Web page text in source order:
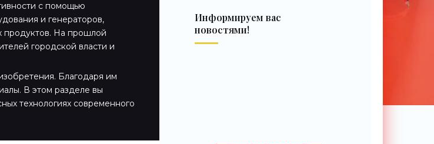
с помощью
и генераторов,
продуктов. На прошлой
городской власти и
Благодаря им
В этом разделе вы
технологиях современного
Информируем вас
новостями!